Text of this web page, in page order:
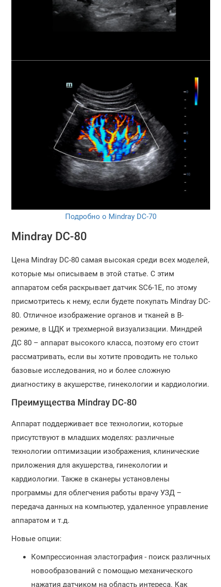
Подробно о Mindray DC-70
Mindray DC-80
Цена Mindray DC-80 самая высокая среди всех моделей,
которые мы описываем в этой статье. С этим
аппаратом себя раскрывает датчик SC6-1E, по этому
присмотритесь к нему, если будете покупать Mindray DC-
80. Отличное изображение органов и тканей в B-
режиме, в ЦДК и трехмерной визуализации. Миндрей
ДС 80 – аппарат высокого класса, поэтому его стоит
рассматривать, если вы хотите проводить не только
базовые исследования, но и более сложную
диагностику в акушерстве, гинекологии и кардиологии.
Преимущества Mindray DC-80
Аппарат поддерживает все технологии, которые
присутствуют в младших моделях: различные
технологии оптимизации изображения, клинические
приложения для акушерства, гинекологии и
кардиологии. Также в сканеры установлены
программы для облегчения работы врачу УЗД –
передача данных на компьютер, удаленное управление
аппаратом и т.д.
Новые опции:
Компрессионная эластография - поиск различных
новообразований с помощью механического
нажатия датчиком на область интереса. Как